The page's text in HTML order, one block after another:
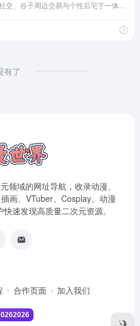
有了
领域的网址导航，收录动漫、
画、VTuber、Cosplay、动漫
速发现高质量二次元资源。
合作页面 加入我们